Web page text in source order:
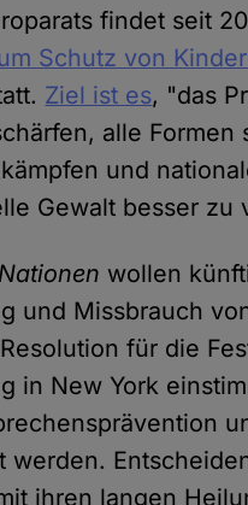
findet seit
Schutz von
Ziel ist es, "das
alle
und
Gewalt besser
wollen
und Missbrauch
für die
in New York
werden.
ihren langen